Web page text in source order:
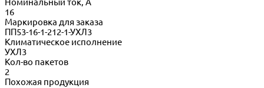
Номинальный ток, А
16
Маркировка для заказа
ПП53-16-1-212-1-УХЛ3
Климатическое исполнение
УХЛ3
Кол-во пакетов
2
Похожая продукция